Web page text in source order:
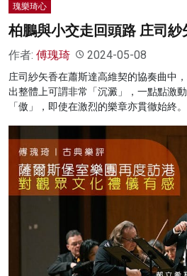
瑰樂琦心
柏鵬與小交走回頭路 庄司
作者: 傅瑰琦 2024-05-08
庄司紗矢香在蕭斯達高維契的協奏曲中
出整體上可謂非常「沉澱」，一點點激
「傲」，即使在激烈的樂章亦貫徹始終。